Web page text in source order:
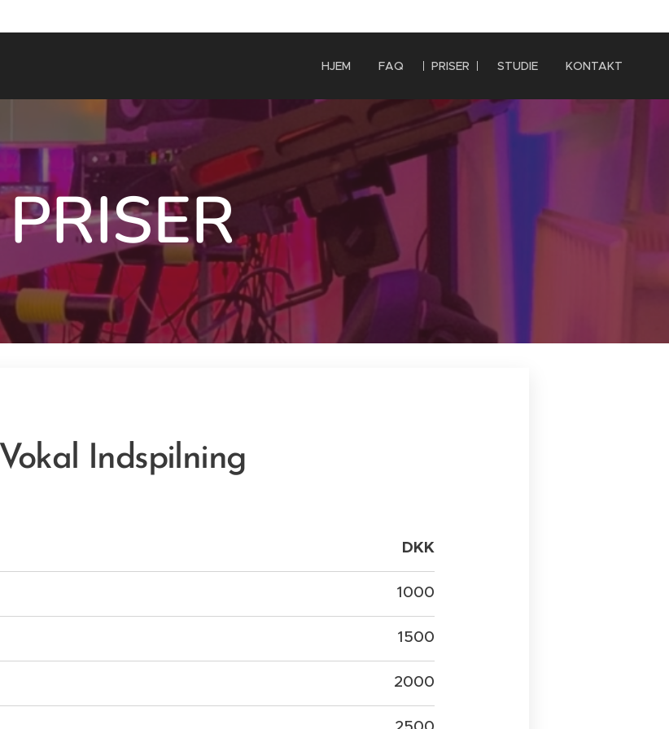
HJEM FAQ PRISER STUDIE KONTAKT
PRISER
Vokal Indspilning
DKK
1000
1500
2000